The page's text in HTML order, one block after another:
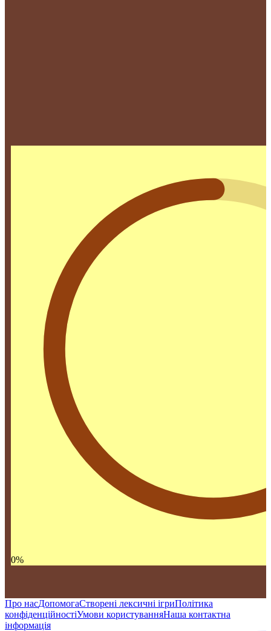
0%
Про насДопомогаСтворені лексичні ігриПолітика
конфіденційностіУмови користуванняНаша контактна
інформація